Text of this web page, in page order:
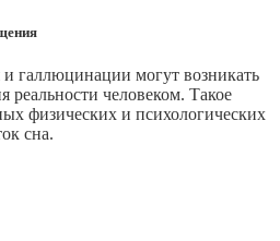
галлюцинации могут возникать
реальности человеком. Такое
физических и психологических
сна.